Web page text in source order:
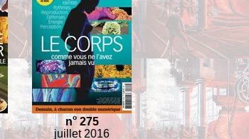
no275
juillet 2016